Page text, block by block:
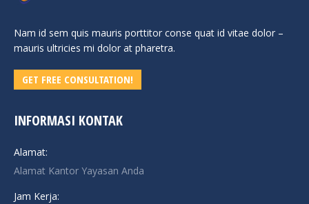
Nam id sem quis mauris porttitor conse quat id vitae dolor –
mauris ultricies mi dolor at pharetra.
GET FREE CONSULTATION!
INFORMASI KONTAK
Alamat:
Alamat Kantor Yayasan Anda
Jam Kerja: